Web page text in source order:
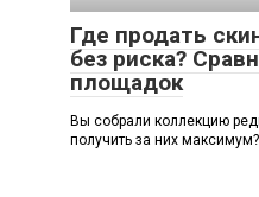
Где продать
без риска?
площадок
Вы собрали коллекцию
получить за них